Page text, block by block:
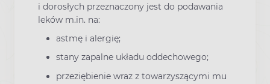
i dorosłych przeznaczony jest do podawania
leków m.in. na:
astmę i alergię;
stany zapalne układu oddechowego;
przeziębienie wraz z towarzyszącymi mu